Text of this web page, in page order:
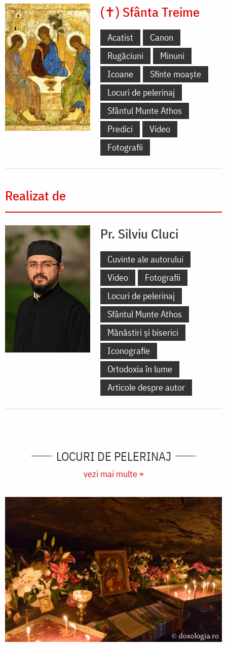
(✝) Sfânta Treime
Acatist
Canon
Rugăciuni
Minuni
Icoane
Sfinte moaște
Locuri de pelerinaj
Sfântul Munte Athos
Predici
Video
Fotografii
Realizat de
Pr. Silviu Cluci
Cuvinte ale autorului
Video
Fotografii
Locuri de pelerinaj
Sfântul Munte Athos
Mănăstiri și biserici
Iconografie
Ortodoxia în lume
Articole despre autor
LOCURI DE PELERINAJ
vezi mai multe »